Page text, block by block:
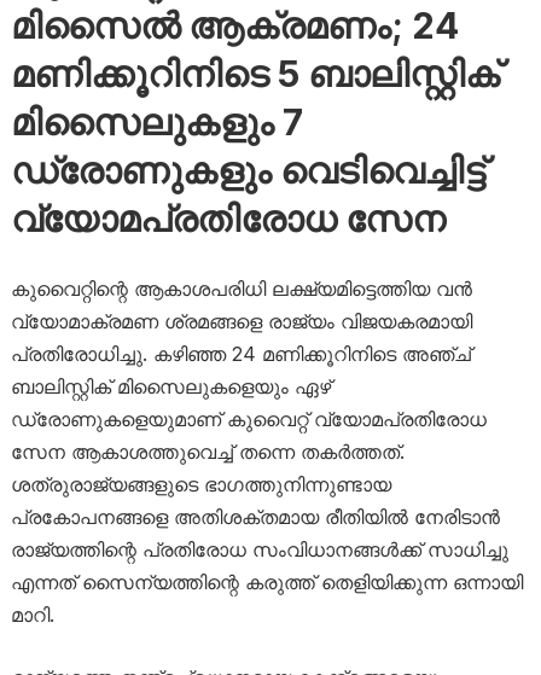
മിസൈൽ ആക്രമണം; 24
മണിക്കൂറിനിടെ 5 ബാലിസ്റ്റിക്
മിസൈലുകളും 7
ഡ്രോണുകളും വെടിവെച്ചിട്ട്
വ്യോമപ്രതിരോധ സേന
കുവൈറ്റിന്റെ ആകാശപരിധി ലക്ഷ്യമിട്ടെത്തിയ വൻ
വ്യോമാക്രമണ ശ്രമങ്ങളെ രാജ്യം വിജയകരമായി
പ്രതിരോധിച്ചു. കഴിഞ്ഞ 24 മണിക്കൂറിനിടെ അഞ്ച്
ബാലിസ്റ്റിക് മിസൈലുകളെയും ഏഴ്
ഡ്രോണുകളെയുമാണ് കുവൈറ്റ് വ്യോമപ്രതിരോധ
സേന ആകാശത്തുവെച്ച് തന്നെ തകർത്തത്.
ശത്രുരാജ്യങ്ങളുടെ ഭാഗത്തുനിന്നുണ്ടായ
പ്രകോപനങ്ങളെ അതിശക്തമായ രീതിയിൽ നേരിടാൻ
രാജ്യത്തിന്റെ പ്രതിരോധ സംവിധാനങ്ങൾക്ക് സാധിച്ചു
എന്നത് സൈന്യത്തിന്റെ കരുത്ത് തെളിയിക്കുന്ന ഒന്നായി
മാറി.